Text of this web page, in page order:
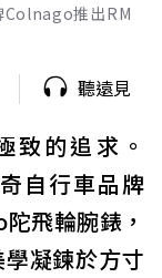
Colnago推出RM
聽遠見
致的追求。
自行車品牌
飛輪腕錶，
凝鍊於方寸